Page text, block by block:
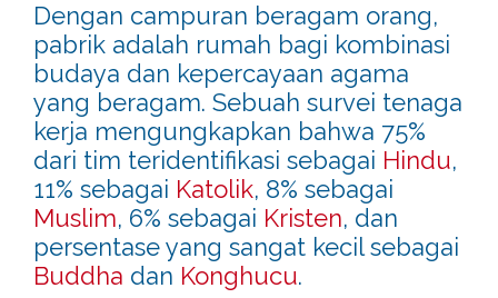
Dengan campuran beragam orang,
pabrik adalah rumah bagi kombinasi
budaya dan kepercayaan agama
yang beragam. Sebuah survei tenaga
kerja mengungkapkan bahwa 75%
dari tim teridentifikasi sebagai Hindu,
11% sebagai Katolik, 8% sebagai
Muslim, 6% sebagai Kristen, dan
persentase yang sangat kecil sebagai
Buddha dan Konghucu.